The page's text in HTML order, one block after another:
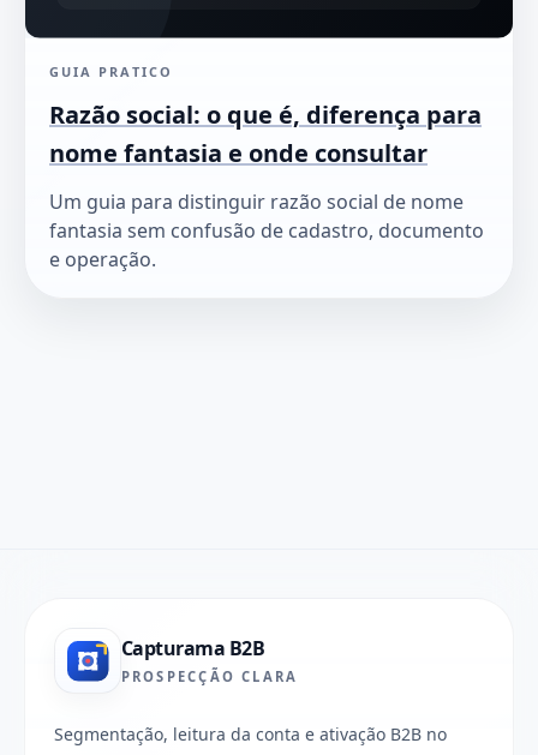
GUIA PRATICO
Razão social: o que é, diferença para
nome fantasia e onde consultar
Um guia para distinguir razão social de nome
fantasia sem confusão de cadastro, documento
e operação.
Capturama B2B
PROSPECÇÃO CLARA
Segmentação, leitura da conta e ativação B2B no